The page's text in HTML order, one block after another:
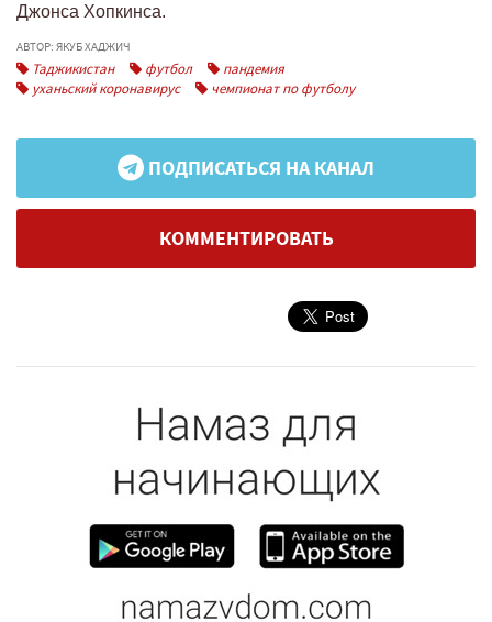
Джонса Хопкинса.
АВТОР: ЯКУБ ХАДЖИЧ
Таджикистан футбол
пандемия
уханьский коронавирус
чемпионат по футболу
ПОДПИСАТЬСЯ НА КАНАЛ
КОММЕНТИРОВАТЬ